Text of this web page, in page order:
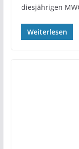
diesjährigen
Weiterlesen